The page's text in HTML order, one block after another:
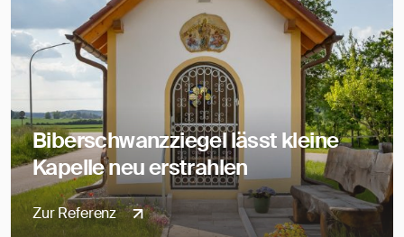
Biberschwanzziegel lässt kleine
Kapelle neu erstrahlen
Zur Referenz